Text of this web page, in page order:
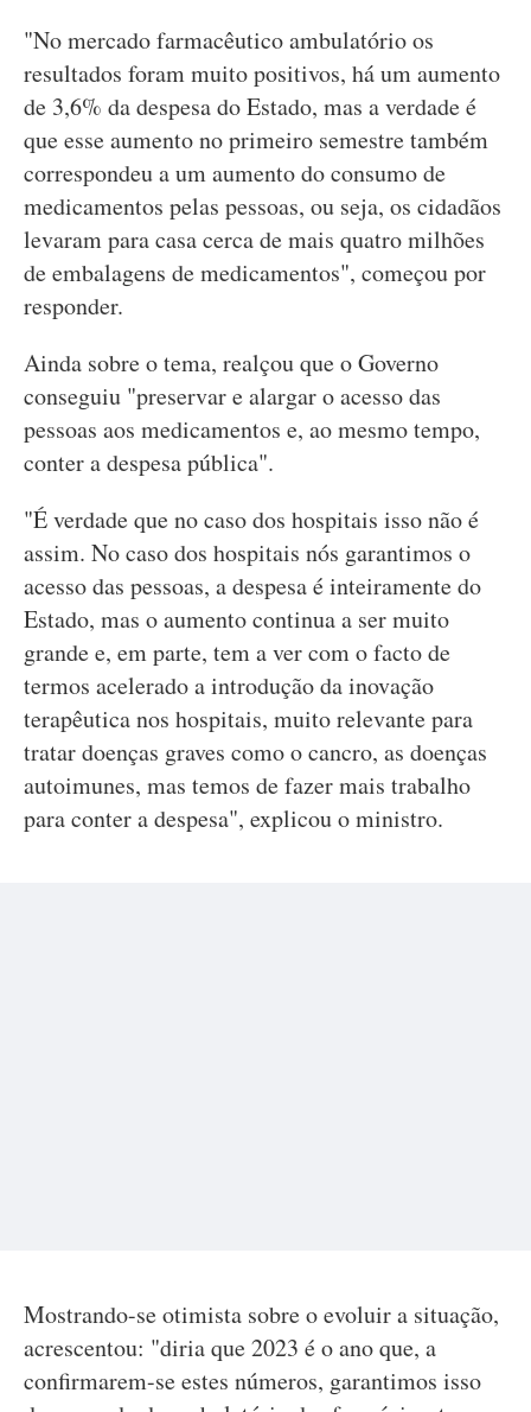
"No mercado farmacêutico ambulatório os
resultados foram muito positivos, há um aumento
de 3,6% da despesa do Estado, mas a verdade é
que esse aumento no primeiro semestre também
correspondeu a um aumento do consumo de
medicamentos pelas pessoas, ou seja, os cidadãos
levaram para casa cerca de mais quatro milhões
de embalagens de medicamentos", começou por
responder.
Ainda sobre o tema, realçou que o Governo
conseguiu "preservar e alargar o acesso das
pessoas aos medicamentos e, ao mesmo tempo,
conter a despesa pública".
"É verdade que no caso dos hospitais isso não é
assim. No caso dos hospitais nós garantimos o
acesso das pessoas, a despesa é inteiramente do
Estado, mas o aumento continua a ser muito
grande e, em parte, tem a ver com o facto de
termos acelerado a introdução da inovação
terapêutica nos hospitais, muito relevante para
tratar doenças graves como o cancro, as doenças
autoimunes, mas temos de fazer mais trabalho
para conter a despesa", explicou o ministro.
Mostrando-se otimista sobre o evoluir a situação,
acrescentou: "diria que 2023 é o ano que, a
confirmarem-se estes números, garantimos isso